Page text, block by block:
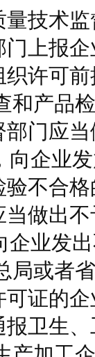
技术
上报
许可
和产品
门应
向企业
不合
做出
业发
局或者
证的
卫生